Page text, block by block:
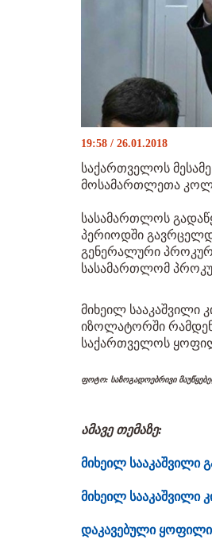
19:58 / 26.01.2018
საქართველოს
მოსამართლეთა
სასამართლოს
პერიოდში
გენერალური
სასამართლომ
მიხეილ სააკაშვილი
იზოლატორში
საქართველოს
ფოტო: საზოგადოებრივი
ამავე თემაზე:
მიხეილ სააკაშვილი
მიხეილ სააკაშვილი
დაკავებული ყოფილი